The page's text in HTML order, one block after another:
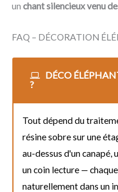
un chant silencieux venu
FAQ – DÉCORATION
DÉCO
?
Tout dépend du
résine sobre sur une
au-dessus d'un canapé,
un coin lecture —
naturellement dans un